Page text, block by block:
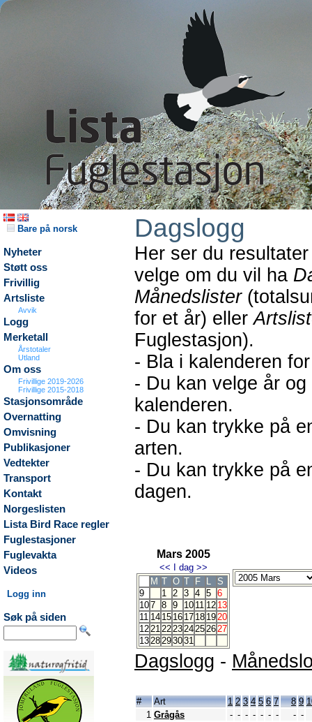
Bare på norsk
Nyheter
Støtt oss
Frivillig
Artsliste
Avvik
Logg
Merketall
Årstotaler
Utland
Om oss
Frivillige 2019-2026
Frivillige 2015-2018
Stasjonsområde
Overnatting
Omvisning
Publikasjoner
Vedtekter
Transport
Kontakt
Norgeslisten
Lista Bird Race regler
Fuglestasjoner
Fuglevakta
Videos
Logg inn
Søk på siden
Dagslogg
Her ser du
velge om du vil ha
Månedslister
for et år) eller
Fuglestasjon).
- Bla i kalenderen
- Du kan velge år
kalenderen.
- Du kan trykke på
arten.
- Du kan trykke på
dagen.
Mars 2005
<< I dag >>
M T O T F L
S
9
1 2 3 4 5 6
107 8 9 10 11 12 13
11 14 15 16 17 18 1920
1221222324252627
1328293031
Dagslogg -
# Art 1 2 3 4 5 6 7 8 9
1 Grågås - - - - - - - - -